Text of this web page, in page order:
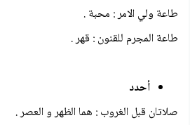
طاعة ولي الامر : محبة .
طاعة المجرم للقنون : قهر .
أحدد
صلاتان قبل الغروب : هما الظهر و العصر .